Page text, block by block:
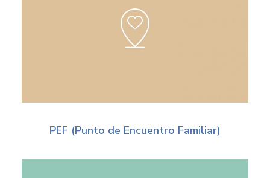
PEF (Punto de Encuentro Familiar)